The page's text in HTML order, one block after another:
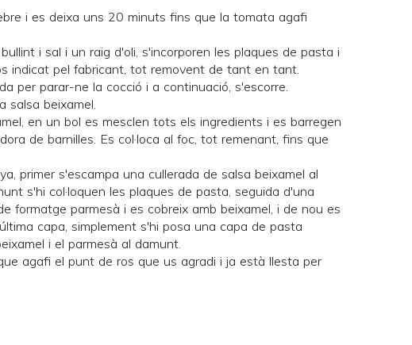
i es deixa uns 20 minuts fins que la tomata agafi
i sal i un raig d'oli, s'incorporen les plaques de pasta i
indicat pel fabricant, tot removent de tant en tant.
per parar-ne la cocció i a continuació, s'escorre.
salsa beixamel.
en un bol es mesclen tots els ingredients i es barregen
de barnilles. Es col·loca al foc, tot remenant, fins que
primer s'escampa una cullerada de salsa beixamel al
s'hi col·loquen les plaques de pasta, seguida d'una
formatge parmesà i es cobreix amb beixamel, i de nou es
capa, simplement s'hi posa una capa de pasta
i el parmesà al damunt.
agafi el punt de ros que us agradi i ja està llesta per